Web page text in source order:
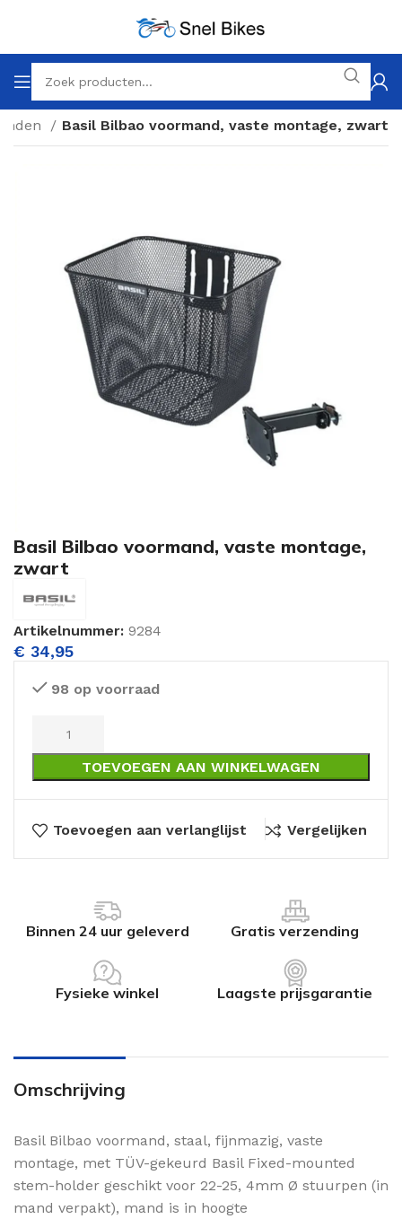
Basil Bilbao voormand, vaste montage, zwart
Basil Bilbao voormand, vaste montage,
zwart
Artikelnummer: 9284
€ 34,95
98 op voorraad
TOEVOEGEN AAN WINKELWAGEN
Toevoegen aan verlanglijst Vergelijken
Binnen 24 uur geleverd Gratis verzending
Fysieke winkel Laagste prijsgarantie
Omschrijving
Basil Bilbao voormand, staal, fijnmazig, vaste
montage, met TÜV-gekeurd Basil Fixed-mounted
stem-holder geschikt voor 22-25, 4mm Ø stuurpen (in
mand verpakt), mand is in hoogte